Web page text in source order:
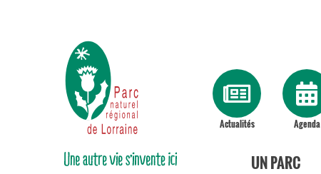
Actualités Agenda
UN PARC